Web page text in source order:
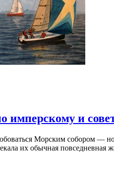
имперскому и
Морским собором — но
их обычная повседневная